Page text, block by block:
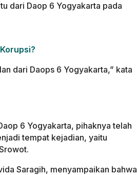
dari Daop 6 Yogyakarta pada
dari Daops 6 Yogyakarta,” kata
6 Yogyakarta, pihaknya telah
tempat kejadian, yaitu
Saragih, menyampaikan bahwa